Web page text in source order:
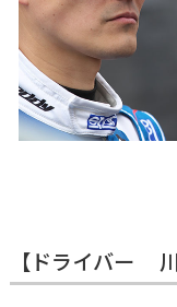
【ドライバー 川